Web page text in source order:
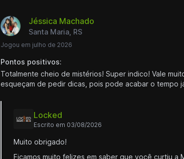
Jéssica Machado
Santa Maria, RS
Jogou em julho de 2026
Pontos positivos:
Totalmente cheio de mistérios! Super indico! Vale
esqueçam de pedir dicas, pois pode acabar o tempo
Locked
Escrito em 03/08/2026
Muito obrigado!
Ficamos muito felizes em saber que você curtiu a